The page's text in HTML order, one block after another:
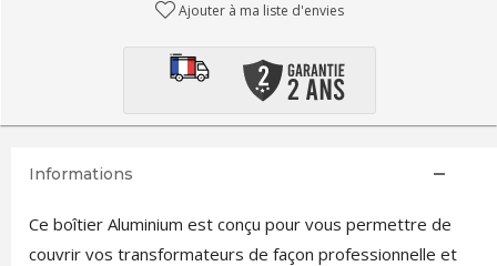
Ajouter à ma liste d'envies
Informations
Ce boîtier Aluminium est conçu pour vous permettre de
couvrir vos transformateurs de façon professionnelle et